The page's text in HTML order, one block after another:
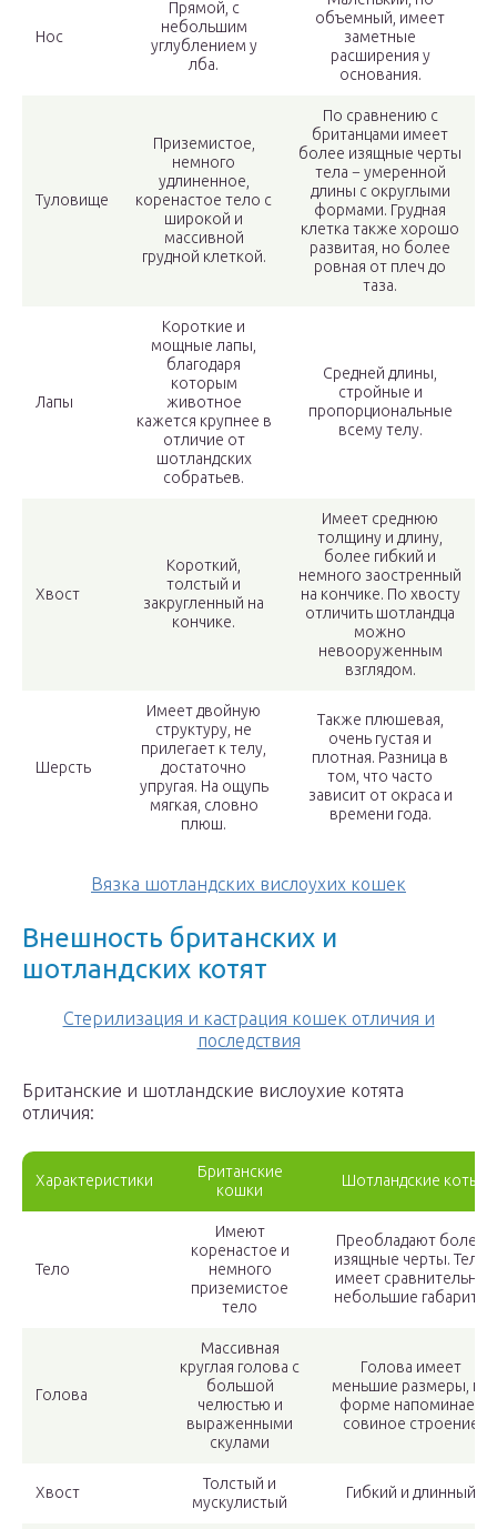
Нос
Прямой, с
небольшим
углублением у
лба.
объемный, имеет
заметные
расширения у
основания.
Туловище
Приземистое,
немного
удлиненное,
коренастое тело с
широкой и
массивной
грудной клеткой.
По сравнению с
британцами имеет
более изящные черты
тела − умеренной
длины с округлыми
формами. Грудная
клетка также хорошо
развитая, но более
ровная от плеч до
таза.
Лапы
Короткие и
мощные лапы,
благодаря
которым
животное
кажется крупнее в
отличие от
шотландских
собратьев.
Средней длины,
стройные и
пропорциональные
всему телу.
Хвост
Короткий,
толстый и
закругленный на
кончике.
Имеет среднюю
толщину и длину,
более гибкий и
немного заостренный
на кончике. По хвосту
отличить шотландца
можно
невооруженным
взглядом.
Шерсть
Имеет двойную
структуру, не
прилегает к телу,
достаточно
упругая. На ощупь
мягкая, словно
плюш.
Также плюшевая,
очень густая и
плотная. Разница в
том, что часто
зависит от окраса и
времени года.
Вязка шотландских вислоухих кошек
Внешность британских и
шотландских котят
Стерилизация и кастрация кошек отличия и
последствия
Британские и шотландские вислоухие котята
отличия:
Характеристики
Британские
кошки
Шотландские коты
Тело
Имеют
коренастое и
немного
приземистое
тело
Преобладают более
изящные черты. Тело
имеет сравнительно
небольшие габариты
Голова
Массивная
круглая голова с
большой
челюстью и
выраженными
скулами
Голова имеет
меньшие размеры, по
форме напоминает
совиное строение
Хвост
Толстый и
мускулистый
Гибкий и длинный